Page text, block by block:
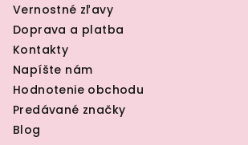
Vernostné zľavy
Doprava a platba
Kontakty
Napíšte nám
Hodnotenie obchodu
Predávané značky
Blog